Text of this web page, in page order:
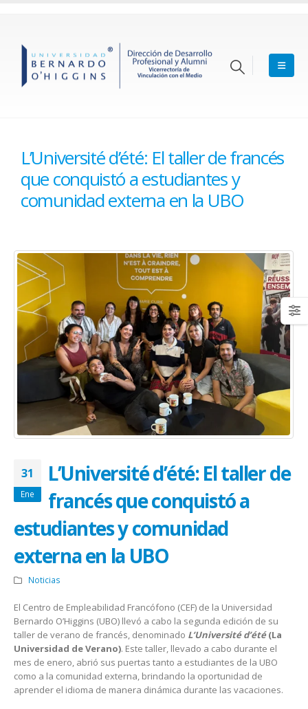
L’Université d’été: El taller de francés
que conquistó a estudiantes y
comunidad externa en la UBO
31
Ene
L’Université d’été: El taller de
francés que conquistó a
estudiantes y comunidad
externa en la UBO
Noticias
El Centro de Empleabilidad Francófono (CEF) de la Universidad
Bernardo O’Higgins (UBO) llevó a cabo la segunda edición de su
taller de verano de francés, denominado L’Université d’été(La
Universidad de Verano). Este taller, llevado a cabo durante el
mes de enero, abrió sus puertas tanto a estudiantes de la UBO
como a la comunidad externa, brindando la oportunidad de
aprender el idioma de manera dinámica durante las vacaciones.